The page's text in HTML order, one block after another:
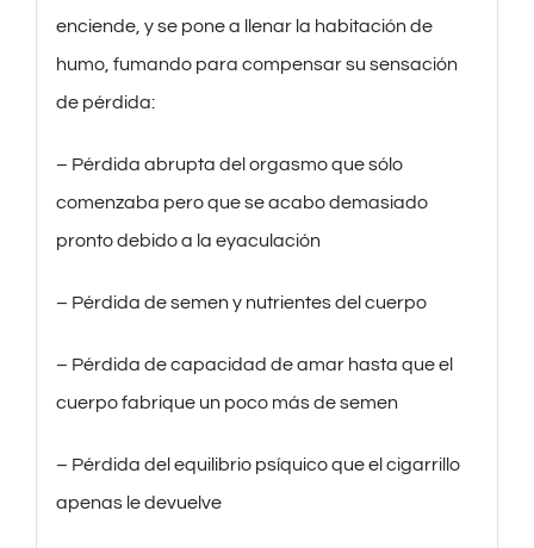
enciende, y se pone a llenar la habitación de
humo, fumando para compensar su sensación
de pérdida:
– Pérdida abrupta del orgasmo que sólo
comenzaba pero que se acabo demasiado
pronto debido a la eyaculación
– Pérdida de semen y nutrientes del cuerpo
– Pérdida de capacidad de amar hasta que el
cuerpo fabrique un poco más de semen
– Pérdida del equilibrio psíquico que el cigarrillo
apenas le devuelve